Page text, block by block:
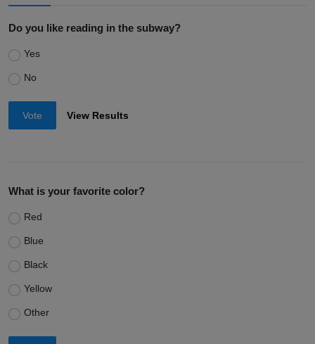
Do you like reading in the subway?
Yes
No
Vote View Results
What is your favorite color?
Red
Blue
Black
Yellow
Other